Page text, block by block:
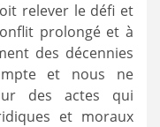
relever le défi et
prolongé et à
des décennies
et nous ne
des actes qui
et moraux